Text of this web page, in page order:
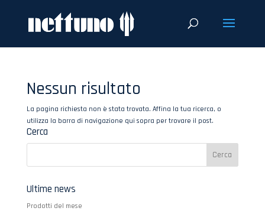
Nessun risultato
La pagina richiesta non è stata trovata. Affina la tua ricerca, o
utilizza la barra di navigazione qui sopra per trovare il post.
Cerca
Ultime news
Prodotti del mese